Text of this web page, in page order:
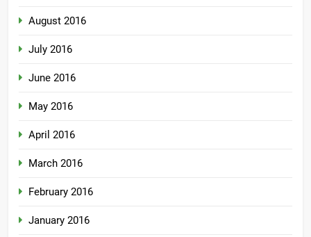
August 2016
July 2016
June 2016
May 2016
April 2016
March 2016
February 2016
January 2016